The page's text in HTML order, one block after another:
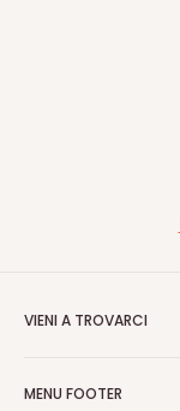
VIENI A TROVARCI
Nelle maggiori fiere
MENU FOOTER